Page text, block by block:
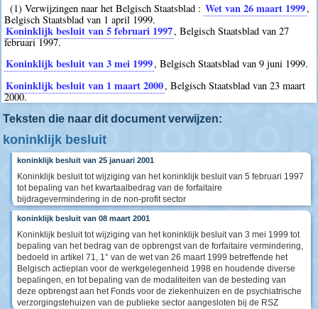
(1) Verwijzingen naar het Belgisch Staatsblad : Wet van 26 maart 1999,
Belgisch Staatsblad van 1 april 1999.
Koninklijk besluit van 5 februari 1997, Belgisch Staatsblad van 27
februari 1997.
Koninklijk besluit van 3 mei 1999, Belgisch Staatsblad van 9 juni 1999.
Koninklijk besluit van 1 maart 2000, Belgisch Staatsblad van 23 maart
2000.
Teksten die naar dit document verwijzen:
koninklijk besluit
koninklijk besluit van 25 januari 2001
Koninklijk besluit tot wijziging van het koninklijk besluit van 5 februari 1997
tot bepaling van het kwartaalbedrag van de forfaitaire
bijdragevermindering in de non-profit sector
koninklijk besluit van 08 maart 2001
Koninklijk besluit tot wijziging van het koninklijk besluit van 3 mei 1999 tot
bepaling van het bedrag van de opbrengst van de forfaitaire vermindering,
bedoeld in artikel 71, 1° van de wet van 26 maart 1999 betreffende het
Belgisch actieplan voor de werkgelegenheid 1998 en houdende diverse
bepalingen, en tot bepaling van de modaliteiten van de besteding van
deze opbrengst aan het Fonds voor de ziekenhuizen en de psychiatrische
verzorgingstehuizen van de publieke sector aangesloten bij de RSZ